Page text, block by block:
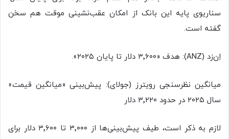
سناریوی پایه این بانک از امکان عقب‌نشینی موقت هم سخن
گفته است.
اِن‌زد (ANZ): هدف «۳٬۶۰۰ دلار تا پایان ۲۰۲۵».
میانگین نظرسنجی رویترز (جولای): پیش‌بینی «میانگین قیمت»
سال ۲۰۲۵ در حدود ۳٬۲۲۰ دلار
لازم به ذکر است، طیف پیش‌بینی‌ها از ۳٬۰۰۰ تا ۳٬۶۰۰ دلار برای